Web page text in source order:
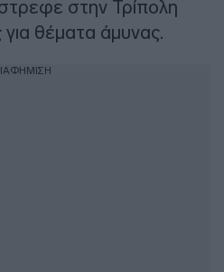
στην Τρίπολη
για θέματα άμυνας.